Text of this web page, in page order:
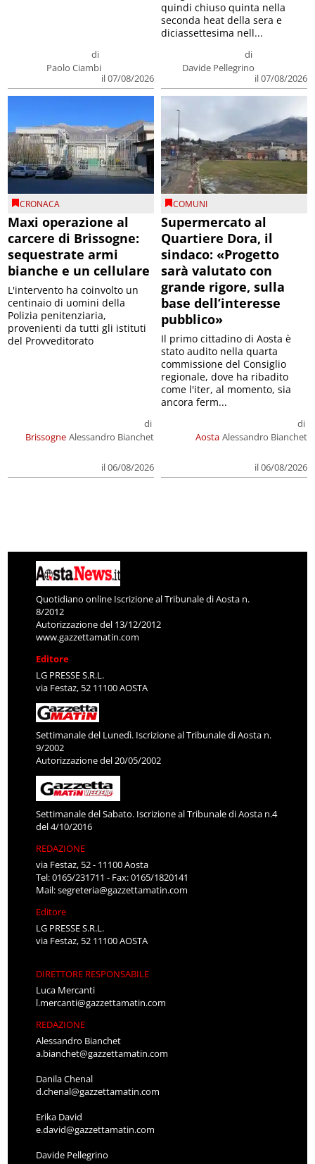
di
Paolo Ciambi
il 07/08/2026
di
Davide Pellegrino
il 07/08/2026
quindi chiuso quinta nella
seconda heat della sera e
diciassettesima nell...
CRONACA
Maxi operazione al
carcere di Brissogne:
sequestrate armi
bianche e un cellulare
Brissogne
di
Alessandro Bianchet
il 06/08/2026
L'intervento ha coinvolto un
centinaio di uomini della
Polizia penitenziaria,
provenienti da tutti gli istituti
del Provveditorato
COMUNI
Supermercato al
Quartiere Dora, il
sindaco: «Progetto
sarà valutato con
grande rigore, sulla
base dell’interesse
pubblico»
Aosta
di
Alessandro Bianchet
il 06/08/2026
Il primo cittadino di Aosta è
stato audito nella quarta
commissione del Consiglio
regionale, dove ha ribadito
come l'iter, al momento, sia
ancora ferm...
Quotidiano online Iscrizione al Tribunale di Aosta n.
8/2012
Autorizzazione del 13/12/2012
www.gazzettamatin.com
Editore
LG PRESSE S.R.L.
via Festaz, 52 11100 AOSTA
Settimanale del Lunedì. Iscrizione al Tribunale di Aosta n.
9/2002
Autorizzazione del 20/05/2002
Settimanale del Sabato. Iscrizione al Tribunale di Aosta n.4
del 4/10/2016
REDAZIONE
via Festaz, 52 - 11100 Aosta
Tel: 0165/231711 - Fax: 0165/1820141
Mail:segreteria@gazzettamatin.com
Editore
LG PRESSE S.R.L.
via Festaz, 52 11100 AOSTA
DIRETTORE RESPONSABILE
Luca Mercanti
l.mercanti@gazzettamatin.com
REDAZIONE
Alessandro Bianchet
a.bianchet@gazzettamatin.com
Danila Chenal
d.chenal@gazzettamatin.com
Erika David
e.david@gazzettamatin.com
Davide Pellegrino